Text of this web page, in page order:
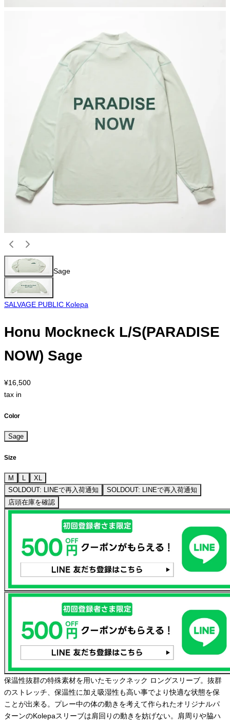
Sage
SALVAGE PUBLIC Kolepa
Honu Mockneck L/S(PARADISE
NOW) Sage
¥16,500
tax in
Color
Sage
Size
M L
XL
SOLDOUT: LINEで再入荷通知
SOLDOUT: LINEで再入荷通知
店頭在庫を確認
保温性抜群の特殊素材を用いたモックネック ロングスリーブ。抜群
のストレッチ、保温性に加え吸湿性も高い事でより快適な状態を保
ことが出来る。プレー中の体の動きを考えて作られたオリジナルパ
ターンのKolepaスリーブは肩回りの動きを妨げない。肩周りや脇ハ